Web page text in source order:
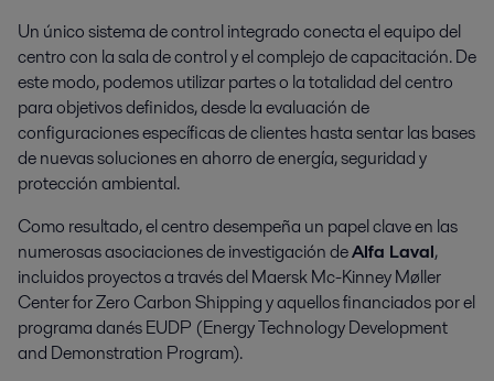
Un único sistema de control integrado conecta el equipo del
centro con la sala de control y el complejo de capacitación. De
este modo, podemos utilizar partes o la totalidad del centro
para objetivos definidos, desde la evaluación de
configuraciones específicas de clientes hasta sentar las bases
de nuevas soluciones en ahorro de energía, seguridad y
protección ambiental.
Como resultado, el centro desempeña un papel clave en las
numerosas asociaciones de investigación deAlfa Laval,
incluidos proyectos a través del Maersk Mc-Kinney Møller
Center for Zero Carbon Shipping y aquellos financiados por el
programa danés EUDP (Energy Technology Development
and Demonstration Program).